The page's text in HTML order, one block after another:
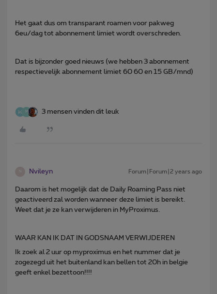
Het gaat dus om transparant roamen voor pakweg
6eu/dag tot abonnement limiet wordt overschreden.
Dat is bijzonder goed nieuws (we hebben 3 abonnement
respectievelijk abonnement limiet 60 60 en 15 GB/mnd)
M 3 mensen vinden dit leuk
Nvileyn Forum|Forum|2 years ago
Daarom is het mogelijk dat de Daily Roaming Pass niet
geactiveerd zal worden wanneer deze limiet is bereikt.
Weet dat je ze kan verwijderen in MyProximus.
WAAR KAN IK DAT IN GODSNAAM VERWIJDEREN
Ik zoek al 2 uur op myproximus en het nummer dat je
zogezegd uit het buitenland kan bellen tot 20h in belgie
geeft enkel bezettoon!!!!